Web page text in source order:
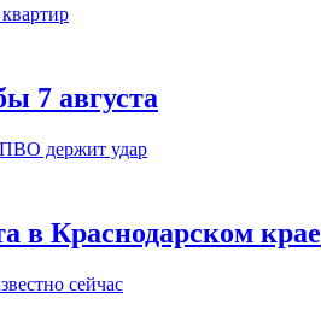
7 августа
в Краснодарском крае